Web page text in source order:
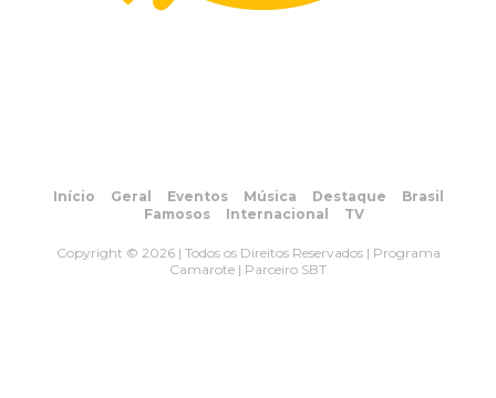
Início Geral Eventos Música Destaque
Brasil
Famosos
Internacional TV
Copyright © 2026 | Todos os Direitos Reservados | Programa
Camarote | Parceiro SBT